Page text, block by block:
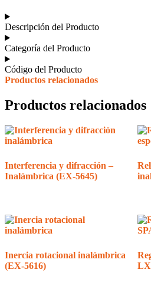
50
mM
(211320)
cantidad
Descripción del Producto
Categoría del Producto
Código del Producto
Productos relacionados
Productos relacionados
Interferencia y difracción –
Inalámbrica (EX-5645)
Inercia rotacional inalámbrica
(EX-5616)